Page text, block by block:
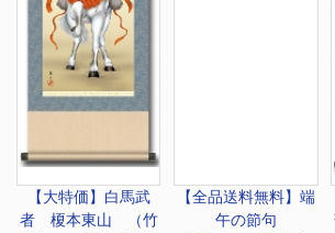
【大特価】 白馬武
者 榎本東山 （竹
【全品送料無料】端
午の節句